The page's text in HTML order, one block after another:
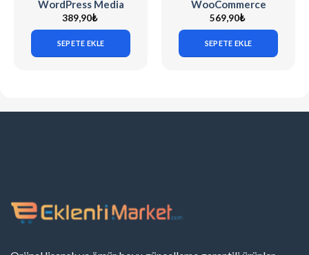
WordPress Media
Library Folders
389,90₺
SEPETE EKLE
WooCommerce
AJAX WP Theme
569,90₺
SEPETE EKLE